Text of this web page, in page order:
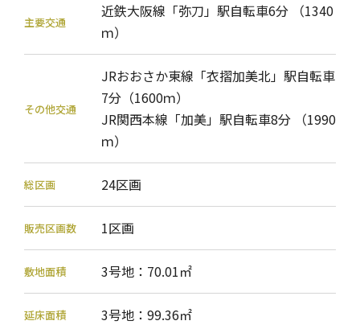
主要交通
近鉄大阪線「弥刀」駅自転車6分 （1340
ｍ）
その他交通
JRおおさか東線「衣摺加美北」駅自転車
7分（1600ｍ）
JR関西本線「加美」駅自転車8分 （1990
ｍ）
総区画 24区画
販売区画数 1区画
敷地面積 3号地：70.01㎡
延床面積 3号地：99.36㎡